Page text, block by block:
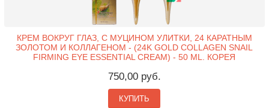
КРЕМ ВОКРУГ ГЛАЗ, С МУЦИНОМ УЛИТКИ, 24 КАРАТНЫМ
ЗОЛОТОМ И КОЛЛАГЕНОМ - (24K GOLD COLLAGEN SNAIL
FIRMING EYE ESSENTIAL CREAM) - 50 ML. КОРЕЯ
750,00 руб.
КУПИТЬ